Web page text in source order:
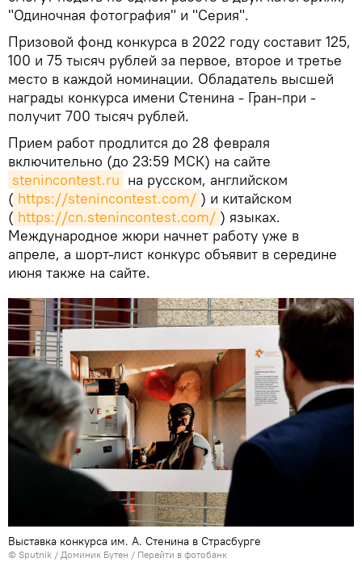
"Одиночная фотография" и "Серия".
Призовой фонд конкурса в 2022 году составит 125,
100 и 75 тысяч рублей за первое, второе и третье
место в каждой номинации. Обладатель высшей
награды конкурса имени Стенина - Гран-при -
получит 700 тысяч рублей.
Прием работ продлится до 28 февраля
включительно (до 23:59 МСК) на сайте
stenincontest.ru на русском, английском
( https://stenincontest.com/ ) и китайском
( https://cn.stenincontest.com/ ) языках.
Международное жюри начнет работу уже в
апреле, а шорт-лист конкурс объявит в середине
июня также на сайте.
Выставка конкурса им. А. Стенина в Страсбурге
© Sputnik / Доминик Бутен / Перейти в фотобанк